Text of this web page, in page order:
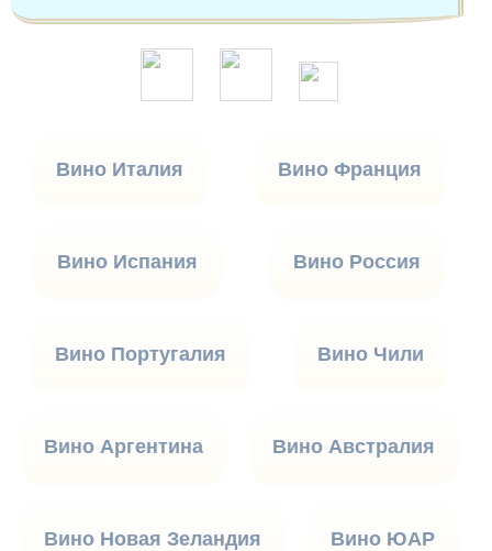
Вино Италия Вино Франция
Вино Испания Вино Россия
Вино Португалия Вино Чили
Вино Аргентина Вино Австралия
Вино Новая Зеландия Вино ЮАР